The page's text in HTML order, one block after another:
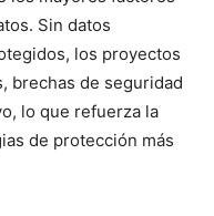
Sin datos
los proyectos
brechas de seguridad
lo que refuerza la
de protección más